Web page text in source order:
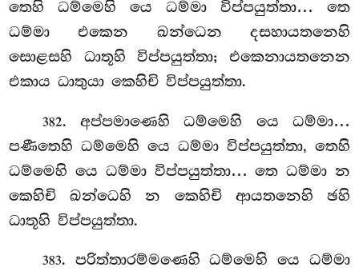
තෙහිධම්මෙහි යෙ ධම්මා විප්පයුත්තා… තෙ
ධම්මා එකෙන ඛන්ධෙන දසහායතනෙහි
සොළසහි ධාතූහි විප්පයුත්තා; එකෙනායතනෙන
එකාය ධාතුයා කෙහිචි විප්පයුත්තා.
382. අප්පමාණෙහි ධම්මෙහි යෙ ධම්මා…
පණීතෙහි ධම්මෙහි යෙ ධම්මා විප්පයුත්තා, තෙහි
ධම්මෙහි යෙ ධම්මා විප්පයුත්තා… තෙ ධම්මා න
කෙහිචි ඛන්ධෙහි න කෙහිචි ආයතනෙහි ඡහි
ධාතූහි විප්පයුත්තා.
383. පරිත්තාරම්මණෙහි ධම්මෙහි යෙ ධම්මා